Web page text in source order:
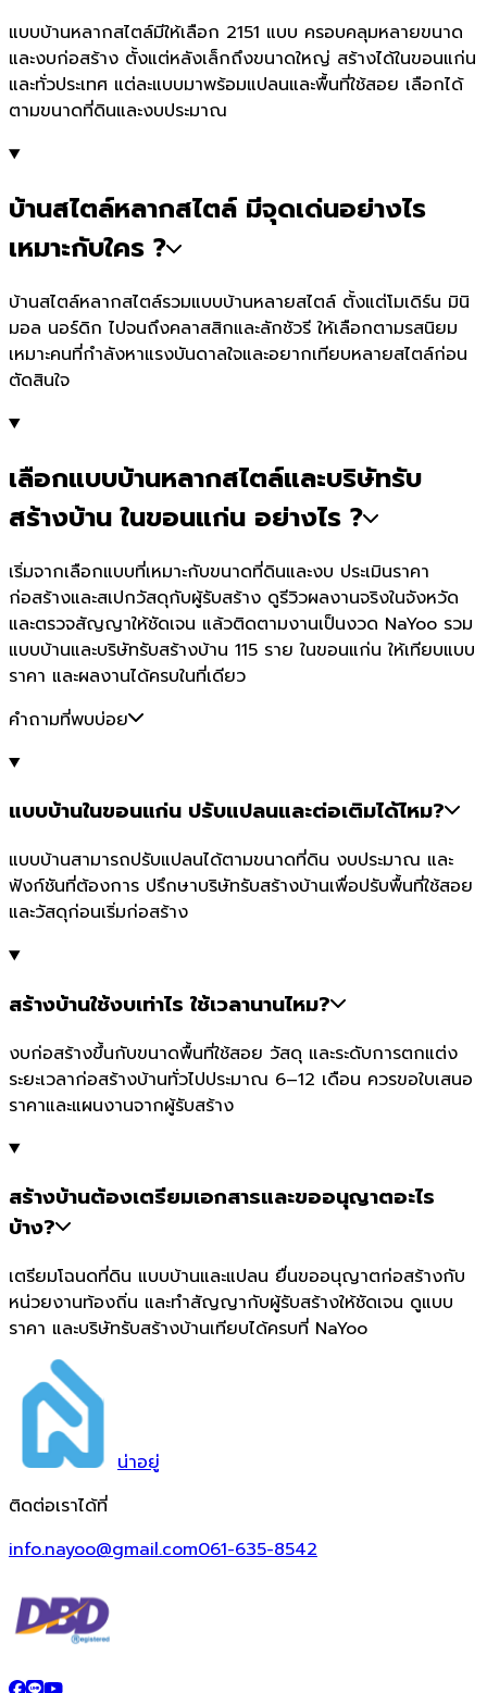
แบบบ้านหลากสไตล์มีให้เลือก 2151 แบบ ครอบคลุมหลายขนาด
และงบก่อสร้าง ตั้งแต่หลังเล็กถึงขนาดใหญ่ สร้างได้ในขอนแก่น
และทั่วประเทศ แต่ละแบบมาพร้อมแปลนและพื้นที่ใช้สอย เลือกได้
ตามขนาดที่ดินและงบประมาณ
บ้านสไตล์หลากสไตล์ มีจุดเด่นอย่างไร
เหมาะกับใคร ?
บ้านสไตล์หลากสไตล์รวมแบบบ้านหลายสไตล์ ตั้งแต่โมเดิร์น มินิ
มอล นอร์ดิก ไปจนถึงคลาสสิกและลักชัวรี ให้เลือกตามรสนิยม
เหมาะคนที่กำลังหาแรงบันดาลใจและอยากเทียบหลายสไตล์ก่อน
ตัดสินใจ
เลือกแบบบ้านหลากสไตล์และบริษัทรับ
สร้างบ้าน ในขอนแก่น อย่างไร ?
เริ่มจากเลือกแบบที่เหมาะกับขนาดที่ดินและงบ ประเมินราคา
ก่อสร้างและสเปกวัสดุกับผู้รับสร้าง ดูรีวิวผลงานจริงในจังหวัด
และตรวจสัญญาให้ชัดเจน แล้วติดตามงานเป็นงวด NaYoo รวม
แบบบ้านและบริษัทรับสร้างบ้าน 115 ราย ในขอนแก่น ให้เทียบแบบ
ราคา และผลงานได้ครบในที่เดียว
คำถามที่พบบ่อย
แบบบ้านในขอนแก่น ปรับแปลนและต่อเติมได้ไหม?
แบบบ้านสามารถปรับแปลนได้ตามขนาดที่ดิน งบประมาณ และ
ฟังก์ชันที่ต้องการ ปรึกษาบริษัทรับสร้างบ้านเพื่อปรับพื้นที่ใช้สอย
และวัสดุก่อนเริ่มก่อสร้าง
สร้างบ้านใช้งบเท่าไร ใช้เวลานานไหม?
งบก่อสร้างขึ้นกับขนาดพื้นที่ใช้สอย วัสดุ และระดับการตกแต่ง
ระยะเวลาก่อสร้างบ้านทั่วไปประมาณ 6–12 เดือน ควรขอใบเสนอ
ราคาและแผนงานจากผู้รับสร้าง
สร้างบ้านต้องเตรียมเอกสารและขออนุญาตอะไร
บ้าง?
เตรียมโฉนดที่ดิน แบบบ้านและแปลน ยื่นขออนุญาตก่อสร้างกับ
หน่วยงานท้องถิ่น และทำสัญญากับผู้รับสร้างให้ชัดเจน ดูแบบ
ราคา และบริษัทรับสร้างบ้านเทียบได้ครบที่ NaYoo
น่าอยู่
ติดต่อเราได้ที่
info.nayoo@gmail.com061-635-8542